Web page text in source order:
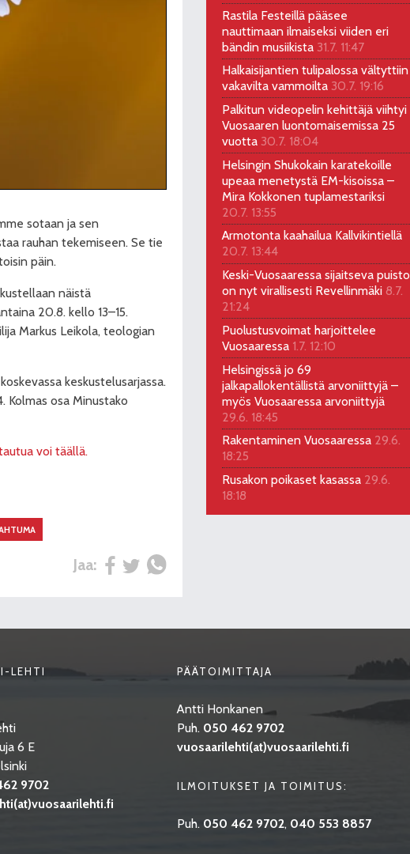
sotaan ja sen
rauhan tekemiseen. Se tie
päin.
näistä
20.8. kello 13–15.
Markus Leikola, teologian
keskustelusarjassa.
Kolmas osa Minustako
voi täällä.
Jaa:
Rastila Festeillä pääsee
nauttimaan ilmaiseksi viiden eri
bändin musiikista 31.7. 11:47
Halkaisijantien tulipalossa vältyttiin
vakavilta vammoilta 30.7. 19:16
Palkitun videopelin kehittäjä viihtyi
Vuosaaren luontomaisemissa 25
vuotta 30.7. 18:04
Helsingin Shukokain karatekoille
upeaa menetystä EM-kisoissa –
Mira Kokkonen tuplamestariksi
20.7. 13:55
Armotonta kaahailua Kallvikintiellä
20.7. 13:44
Keski-Vuosaaressa sijaitseva puisto
on nyt virallisesti Revellinmäki 8.7.
21:24
Puolustusvoimat harjoittelee
Vuosaaressa 1.7. 12:10
Helsingissä jo 69
jalkapallokentällistä arvoniittyjä –
myös Vuosaaressa arvoniittyjä
29.6. 18:45
Rakentaminen Vuosaaressa 29.6.
18:25
Rusakon poikaset kasassa 29.6.
18:18
LEHTI
6 E
9702
PÄÄTOIMITTAJA
Antti Honkanen
Puh. 050 462 9702
vuosaarilehti(at)vuosaarilehti.fi
ILMOITUKSET JA TOIMITUS:
Puh. 050 462 9702, 040 553 8857